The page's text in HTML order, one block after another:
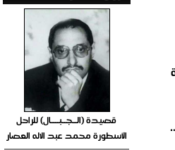
قصيدة (الــجــبــــال) للراحل
الأسطورة محمد عبد الاله العصار